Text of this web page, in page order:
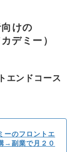
けの
デミー）
エンドコース
ーのフロントエ
→副業で月２０